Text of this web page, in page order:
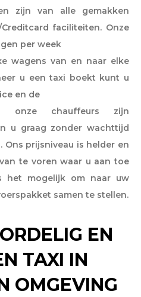
zijn van alle gemakken
faciliteiten. Onze
per week
wagens van en naar elke
u een taxi boekt kunt u
en de
onze chauffeurs zijn
u graag zonder wachttijd
Ons prijsniveau is helder en
te voren waar u aan toe
het mogelijk om naar uw
samen te stellen.
EN
TAXI IN
OMGEVING